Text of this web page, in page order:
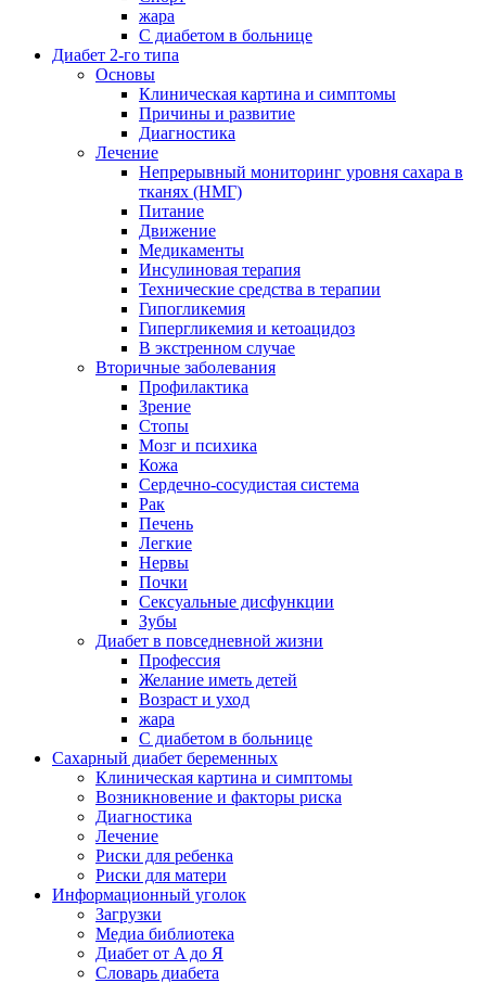
жара
С диабетом в больнице
Диабет 2-го типа
Основы
Клиническая картина и симптомы
Причины и развитие
Диагностика
Лечение
Непрерывный мониторинг уровня сахара в
тканях (НМГ)
Питание
Движение
Медикаменты
Инсулиновая терапия
Технические средства в терапии
Гипогликемия
Гипергликемия и кетоацидоз
В экстренном случае
Вторичные заболевания
Профилактика
Зрение
Стопы
Мозг и психика
Кожа
Сердечно-сосудистая система
Рак
Печень
Легкие
Нервы
Почки
Сексуальные дисфункции
Зубы
Диабет в повседневной жизни
Профессия
Желание иметь детей
Возраст и уход
жара
С диабетом в больнице
Сахарный диабет беременных
Клиническая картина и симптомы
Возникновение и факторы риска
Диагностика
Лечение
Риски для ребенка
Риски для матери
Информационный уголок
Загрузки
Медиа библиотека
Диабет от A до Я
Словарь диабета